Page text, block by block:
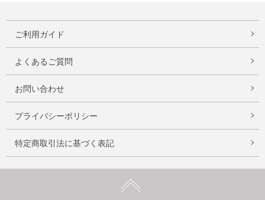
ご利用ガイド
よくあるご質問
お問い合わせ
プライバシーポリシー
特定商取引法に基づく表記